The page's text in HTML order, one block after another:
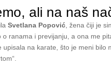
ali na naš
Svetlana Popović, žena čiji je
o ranama i previjanju, a ona me
upisala na karate, što je meni